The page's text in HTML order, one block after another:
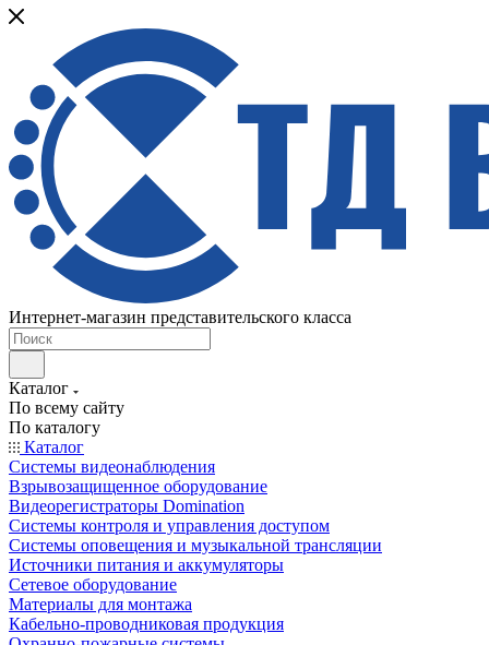
Интернет-магазин представительского класса
Каталог
По всему сайту
По каталогу
Каталог
Системы видеонаблюдения
Взрывозащищенное оборудование
Видеорегистраторы Domination
Системы контроля и управления доступом
Системы оповещения и музыкальной трансляции
Источники питания и аккумуляторы
Сетевое оборудование
Материалы для монтажа
Кабельно-проводниковая продукция